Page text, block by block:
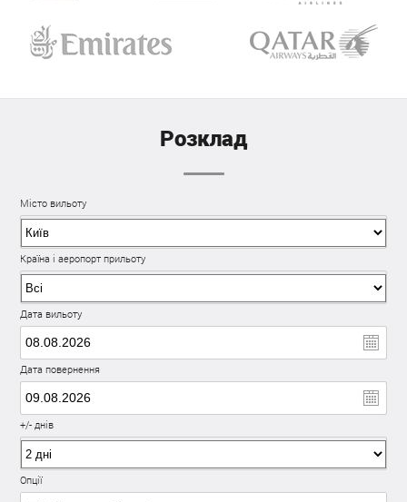
Розклад
Місто вильоту
Країна і аеропорт прильоту
Дата вильоту
Дата повернення
+/- днів
Опції